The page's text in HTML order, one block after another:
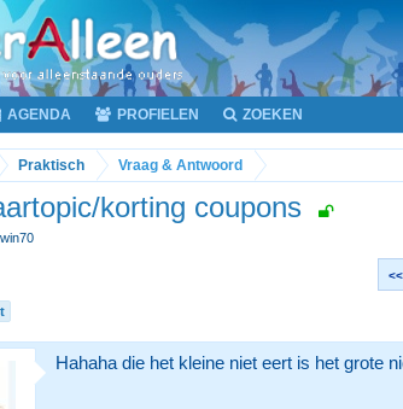
AGENDA PROFIELEN ZOEKEN
Praktisch Vraag & Antwoord
korting coupons
<<
Hahaha die het kleine niet eert is het grote